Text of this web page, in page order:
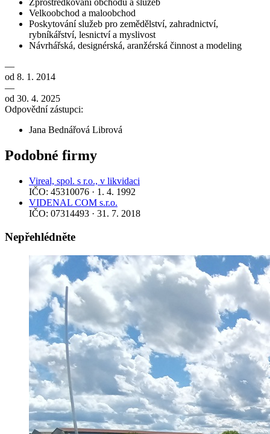
Zprostředkování obchodu a služeb
Velkoobchod a maloobchod
Poskytování služeb pro zemědělství, zahradnictví,
rybníkářství, lesnictví a myslivost
Návrhářská, designérská, aranžérská činnost a modeling
—
od 8. 1. 2014
—
od 30. 4. 2025
Odpovědní zástupci:
Jana Bednářová Librová
Podobné firmy
Vireal, spol. s r.o., v likvidaci
IČO: 45310076 · 1. 4. 1992
VIDENAL COM s.r.o.
IČO: 07314493 · 31. 7. 2018
Nepřehlédněte